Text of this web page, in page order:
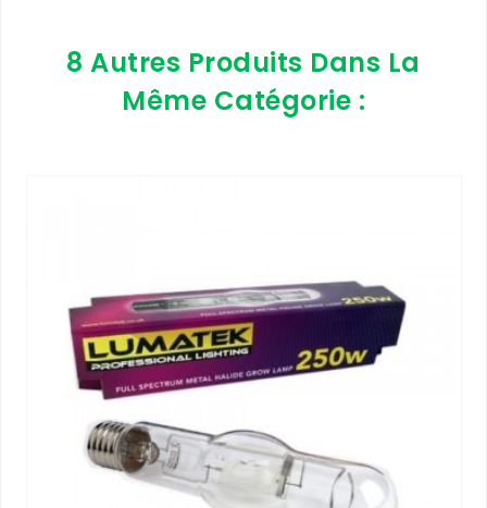
8 Autres Produits Dans La
Même Catégorie :